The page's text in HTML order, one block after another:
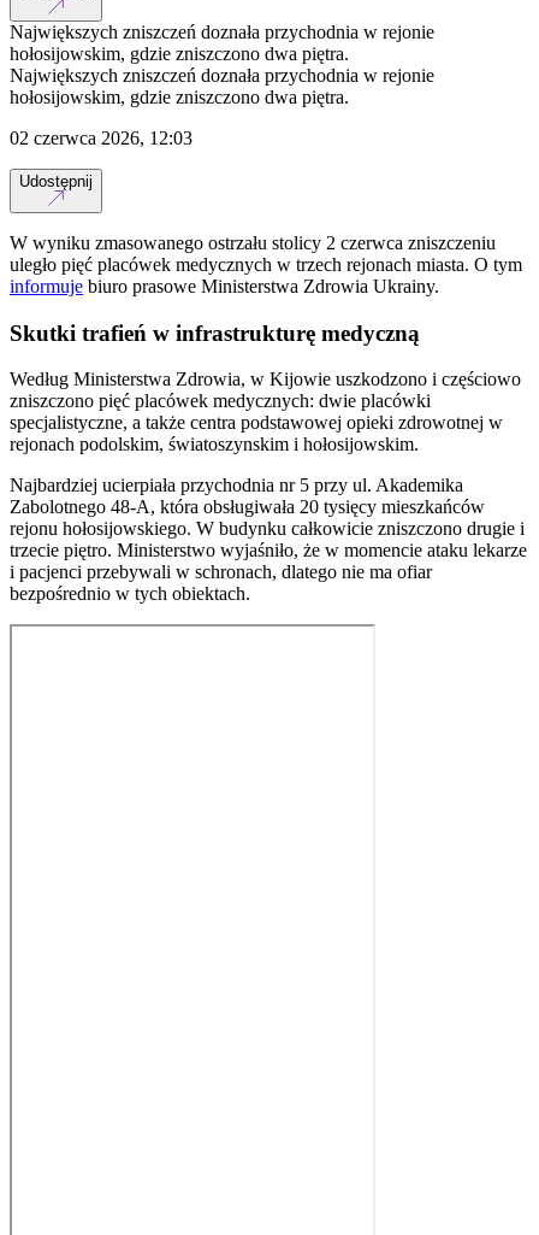
Największych zniszczeń doznała przychodnia w rejonie
hołosijowskim, gdzie zniszczono dwa piętra.
Największych zniszczeń doznała przychodnia w rejonie
hołosijowskim, gdzie zniszczono dwa piętra.
02 czerwca 2026, 12:03
Udostępnij
W wyniku zmasowanego ostrzału stolicy 2 czerwca zniszczeniu
uległo pięć placówek medycznych w trzech rejonach miasta. O tym
informuje biuro prasowe Ministerstwa Zdrowia Ukrainy.
Skutki trafień w infrastrukturę medyczną
Według Ministerstwa Zdrowia, w Kijowie uszkodzono i częściowo
zniszczono pięć placówek medycznych: dwie placówki
specjalistyczne, a także centra podstawowej opieki zdrowotnej w
rejonach podolskim, świato­szynskim i hołosijowskim.
Najbardziej ucierpiała przychodnia nr 5 przy ul. Akademika
Zabolotnego 48-A, która obsługiwała 20 tysięcy mieszkańców
rejonu hołosijowskiego. W budynku całkowicie zniszczono drugie i
trzecie piętro. Ministerstwo wyjaśniło, że w momencie ataku lekarze
i pacjenci przebywali w schronach, dlatego nie ma ofiar
bezpośrednio w tych obiektach.